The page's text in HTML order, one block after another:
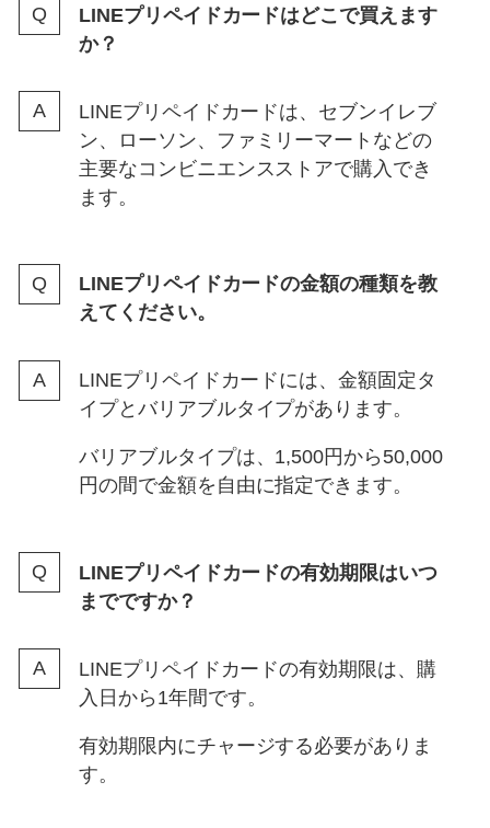
LINEプリペイドカードはどこで買えます
か？
LINEプリペイドカードは、セブンイレブ
ン、ローソン、ファミリーマートなどの
主要なコンビニエンスストアで購入でき
ます。
LINEプリペイドカードの金額の種類を教
えてください。
LINEプリペイドカードには、金額固定タ
イプとバリアブルタイプがあります。
バリアブルタイプは、1,500円から50,000
円の間で金額を自由に指定できます。
LINEプリペイドカードの有効期限はいつ
までですか？
LINEプリペイドカードの有効期限は、購
入日から1年間です。
有効期限内にチャージする必要がありま
す。